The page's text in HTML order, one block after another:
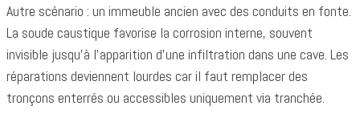
Autre scénario : un immeuble ancien avec des conduits en fonte.
La soude caustique favorise la corrosion interne, souvent
invisible jusqu’à l’apparition d’une infiltration dans une cave. Les
réparations deviennent lourdes car il faut remplacer des
tronçons enterrés ou accessibles uniquement via tranchée.